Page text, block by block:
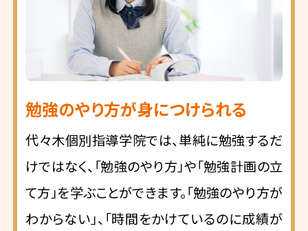
勉強のやり方が身につけられる
代々木個別指導学院では、単純に勉強するだ
けではなく、「勉強のやり方」や「勉強計画の立
て方」を学ぶことができます。「勉強のやり方が
わからない」、「時間をかけているのに成績が